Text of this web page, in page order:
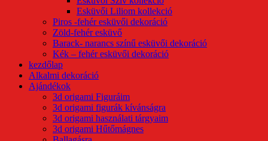
Esküvői Liliom kollekció
Piros -fehér esküvői dekoráció
Zöld-fehér esküvő
Barack- narancs színű esküvői dekoráció
Kék – fehér esküvői dekoráció
kezdőlap
Alkalmi dekoráció
Ajándékok
3d origami Figuráim
3d origami figurák kívánságra
3d origami használati tárgyaim
3d origami Hűtőmágnes